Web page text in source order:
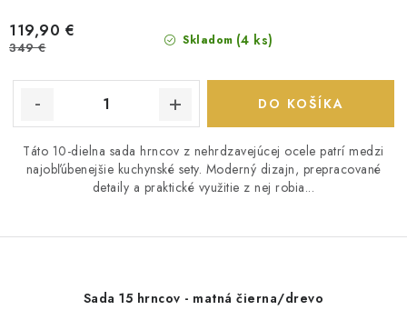
Skladom (4 ks)
119,90 €
349 €
DO KOŠÍKA
Táto 10-dielna sada hrncov z nehrdzavejúcej ocele patrí medzi
najobľúbenejšie kuchynské sety. Moderný dizajn, prepracované
detaily a praktické využitie z nej robia...
Sada 15 hrncov - matná čierna/drevo